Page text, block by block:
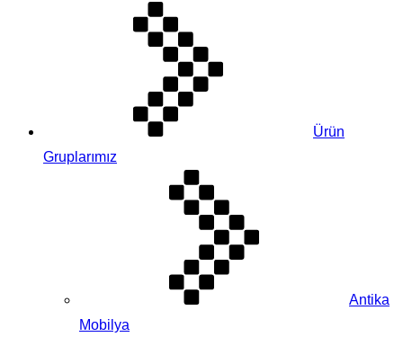
Ürün
Gruplarımız
Antika
Mobilya